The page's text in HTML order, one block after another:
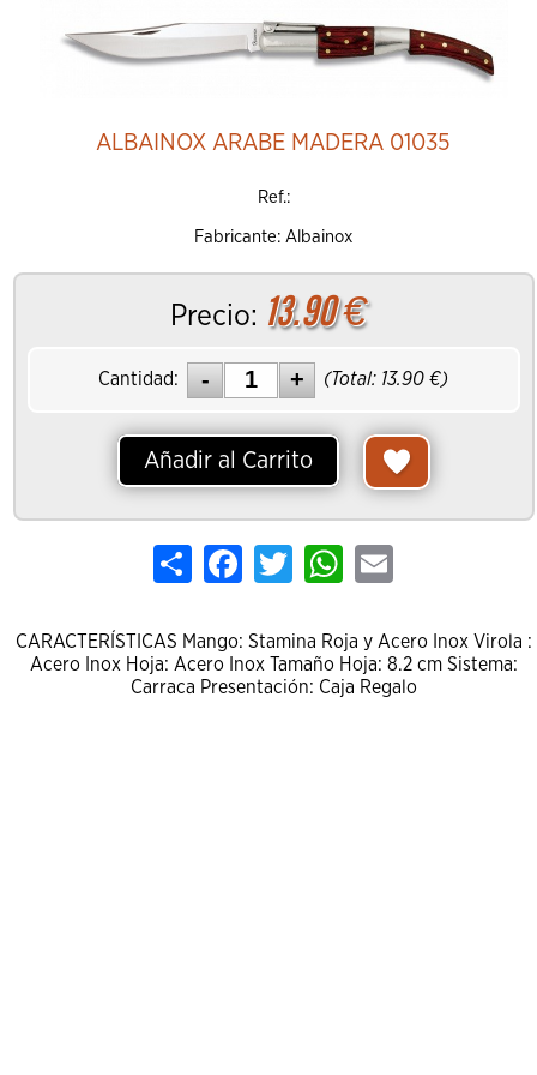
Añadir al Carrito
ALBAINOX ARABE MADERA 01035
Ref.:
Fabricante: Albainox
Precio: 13.90€
Cantidad: (Total: 13.90 €)
Añadir al Carrito
Share FacebookTwitter WhatsApp
CARACTERÍSTICAS Mango: Stamina Roja y Acero Inox Virola :
Acero Inox Hoja: Acero Inox Tamaño Hoja: 8.2 cm Sistema:
Carraca Presentación: Caja Regalo